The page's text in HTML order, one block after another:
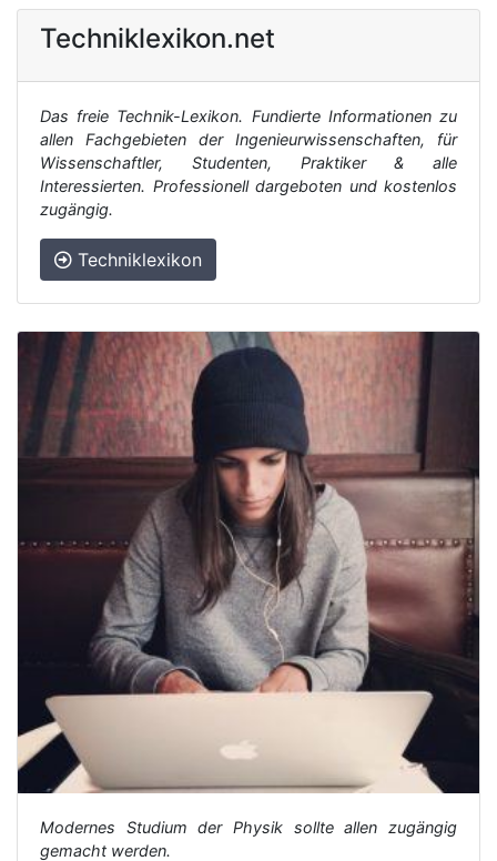
Techniklexikon.net
Das freie Technik-Lexikon. Fundierte Informationen zu
allen Fachgebieten der Ingenieurwissenschaften, für
Wissenschaftler, Studenten, Praktiker & alle
Interessierten. Professionell dargeboten und kostenlos
zugängig.
Techniklexikon
Modernes Studium der Physik sollte allen zugängig
gemacht werden.